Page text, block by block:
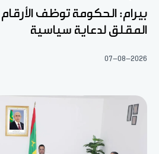
بيرام: الحكومة توظف
المقلق لدعاية سياسية
07-08-2026